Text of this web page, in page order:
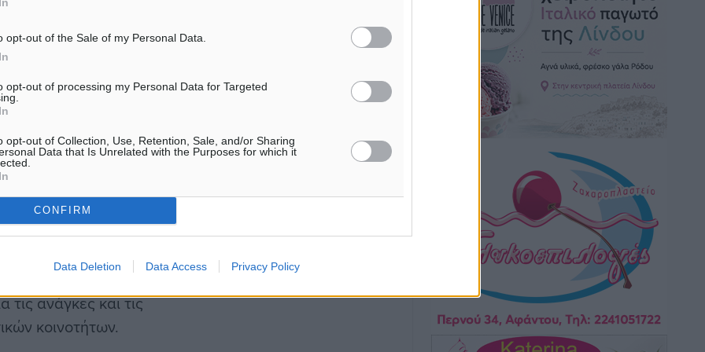
opt-out of the Sale of my Personal Data.
opt-out of processing my Personal Data for Targeted
opt-out of Collection, Use, Retention, Sale, and/or Sharing
Data that Is Unrelated with the Purposes for which it
CONFIRM
Data Deletion Data Access Privacy Policy
Αγροτικής
και του
Φιλήμονα
οι ευκαιρίες
τομέας στα μικρά
για τη διατήρηση της
τοπικής οικονομίας και
ακόμη λόγο, καθώς
ηγεσίας του
στη Χάλκη,
ανάγκες και τις
κοινοτήτων.
Εθνικός Αρχίπολης: Μεγάλο βήμα
προόδου η ίδρυση Ακαδημίας
πριν 40 λεπτά
Ιππότες: Με το βλέμμα στραμμένο στο
μέλλον
Αθλητικά•
ΠΑΜΕ ΣΤΟΙΧΗΜΑ: Περισσότερα από 95
εκατομμύρια ευρώ σε κέρδη μοίρασε
τον Ιούλιο
Αθλητικά•
Ολοκλήρωση του έργου αναβάθμισης
των υποδομών του Νεστορίδειου
Μελάθρου
Τοπικές Ειδήσεις• πριν 1 ώρα